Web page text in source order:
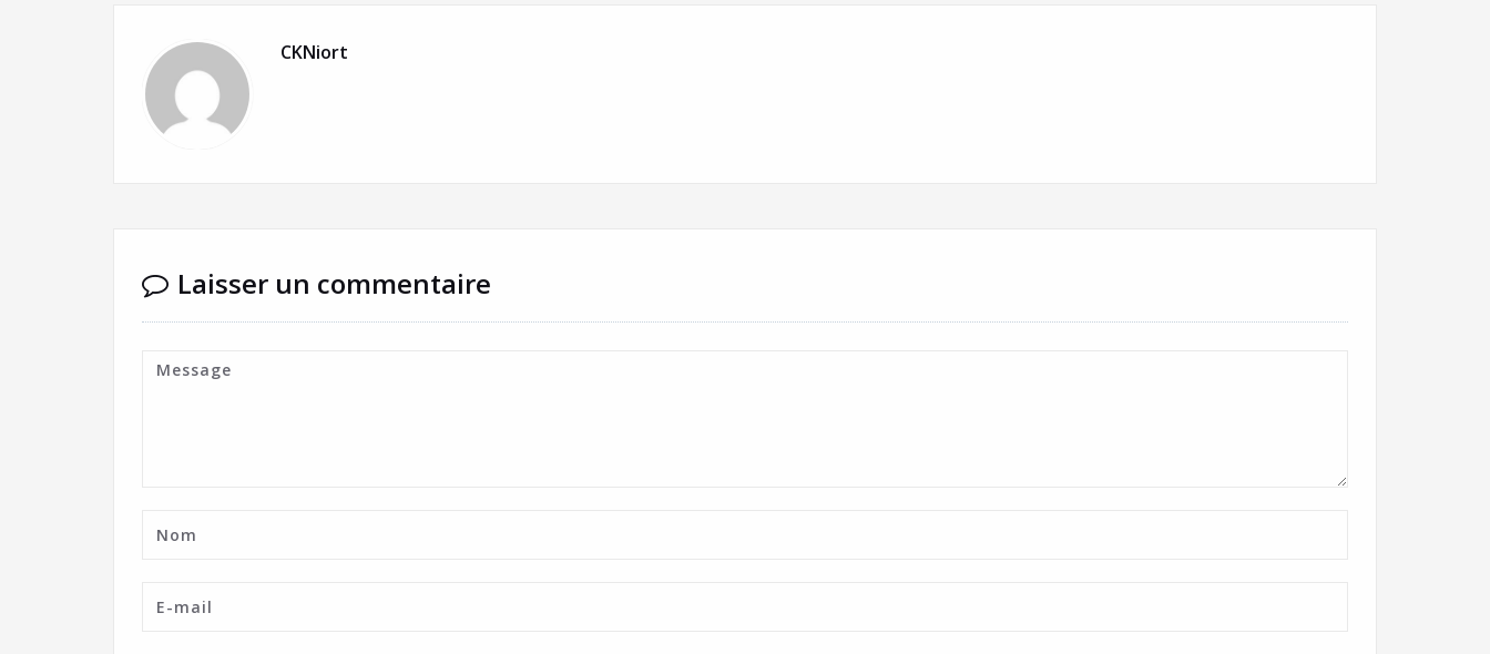
CKNiort
Laisser un commentaire